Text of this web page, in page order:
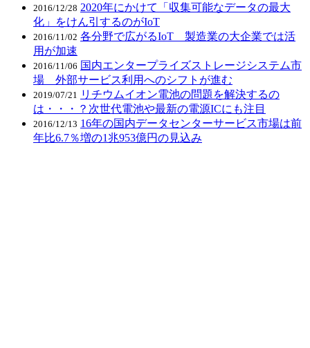
2016/12/28 2020年にかけて「収集可能なデータの最大
化」をけん引するのがIoT
2016/11/02 各分野で広がるIoT 製造業の大企業では活
用が加速
2016/11/06 国内エンタープライズストレージシステム市
場 外部サービス利用へのシフトが進む
2019/07/21
リチウムイオン電池の問題を解決するの
は・・・？次世代電池や最新の電源ICにも注目
2016/12/13 16年の国内データセンターサービス市場は前
年比6.7％増の1兆953億円の見込み